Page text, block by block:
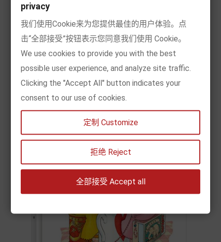
 
Add to cart
privacy
我们使用Cookie来为您提供最佳的用户体验。点
击“全部接受”按钮表示您同意我们使用 Cookie。
We use cookies to provide you with the best
possible user experience, and analyze site traffic.
Clicking the "Accept All" button indicates your
consent to our use of cookies.
定制 Customize
拒绝 Reject
全部接受 Accept all